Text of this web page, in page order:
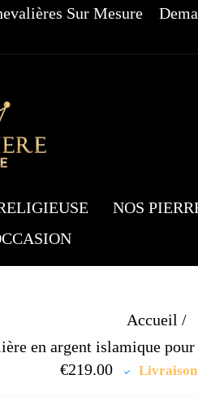
Sur Mesure
NOS
Accueil /
en argent islamique
€219.00
Prix